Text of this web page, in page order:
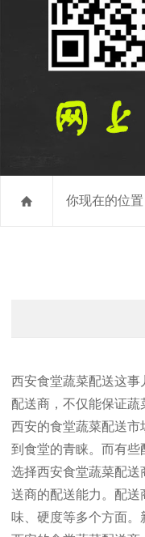
你现在的位置
西安食堂蔬菜配送这
配送商，不仅能保证蔬
西安的食堂蔬菜配送
到食堂的青睐。而有些
选择西安食堂蔬菜配
送商的配送能力。配
味、硬度等多个方面。